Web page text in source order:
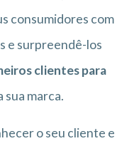
consumidores com
e surpreendê-los
clientes para
sua marca.
o seu cliente e